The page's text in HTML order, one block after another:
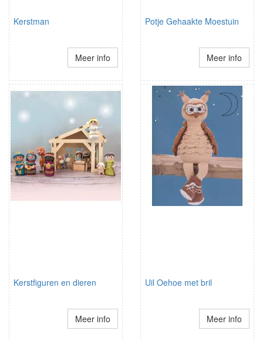
Kerstman
Meer info
Potje Gehaakte Moestuin
Meer info
Kerstfiguren en dieren
Meer info
Uil Oehoe met bril
Meer info